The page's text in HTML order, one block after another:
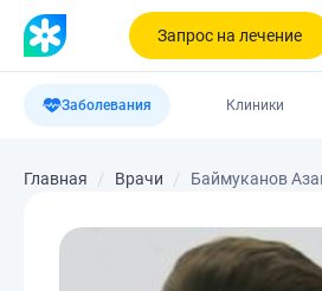
Запрос на лечение
Заболевания Клиники
Главная Врачи Баймуканов